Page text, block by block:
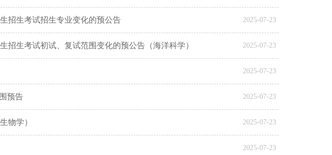
2025-07-23
招生考试招生专业变化的预公告
2025-07-23
招生考试初试、复试范围变化的预公告（海洋科学）
2025-07-23
2025-07-23
预告
2025-07-23
物学）
2025-07-23